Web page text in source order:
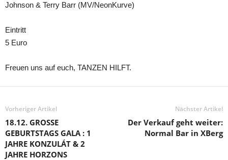
Johnson & Terry Barr (MV/NeonKurve)
Eintritt
5 Euro
Freuen uns auf euch, TANZEN HILFT.
Vorheriger Artikel
18.12. GROSSE
GEBURTSTAGS GALA : 1
JAHRE KONZULÁT & 2
JAHRE HORZONS
Nächster Artikel
Der Verkauf geht weiter:
Normal Bar in XBerg